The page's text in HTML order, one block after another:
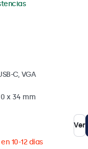
C, VGA
x 34 mm
Ver
10-12 días